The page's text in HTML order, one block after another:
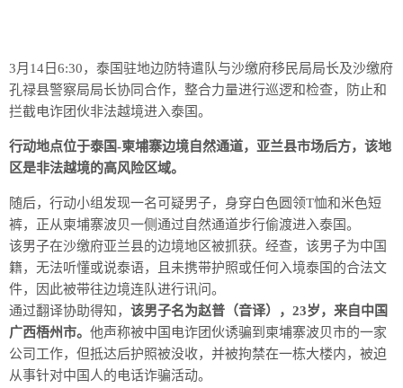
3月14日6:30，泰国驻地边防特遣队与沙缴府移民局局长及沙缴府
孔禄县警察局局长协同合作，整合力量进行巡逻和检查，防止和
拦截电诈团伙非法越境进入泰国。
行动地点位于泰国-柬埔寨边境自然通道，亚兰县市场后方，该地
区是非法越境的高风险区域。
随后，行动小组发现一名可疑男子，身穿白色圆领T恤和米色短
裤，正从柬埔寨波贝一侧通过自然通道步行偷渡进入泰国。
该男子在沙缴府亚兰县的边境地区被抓获。经查，该男子为中国
籍，无法听懂或说泰语，且未携带护照或任何入境泰国的合法文
件，因此被带往边境连队进行讯问。
通过翻译协助得知， 该男子名为赵普（音译），23岁，来自中国
广西梧州市。 他声称被中国电诈团伙诱骗到柬埔寨波贝市的一家
公司工作，但抵达后护照被没收，并被拘禁在一栋大楼内，被迫
从事针对中国人的电话诈骗活动。